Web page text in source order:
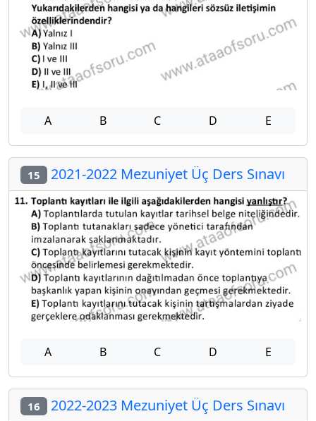
A B C D E
15 2021-2022 Mezuniyet Üç Ders Sınavı
A B C D E
16 2022-2023 Mezuniyet Üç Ders Sınavı